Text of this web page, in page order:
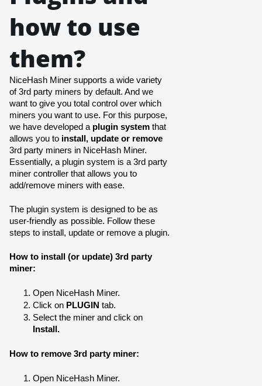
how to use
them?
NiceHash Miner supports a wide variety
of 3rd party miners by default. And we
want to give you total control over which
miners you want to use. For this purpose,
we have developed a plugin system that
allows you to install, update or remove
3rd party miners in NiceHash Miner.
Essentially, a plugin system is a 3rd party
miner controller that allows you to
add/remove miners with ease.
The plugin system is designed to be as
user-friendly as possible. Follow these
steps to install, update or remove a plugin.
How to install (or update) 3rd party
miner:
Open NiceHash Miner.
Click on PLUGIN tab.
Select the miner and click on
Install.
How to remove 3rd party miner:
Open NiceHash Miner.